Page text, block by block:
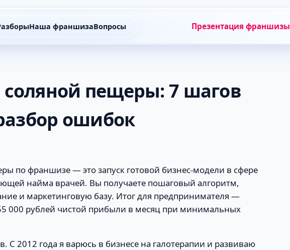
Наша франшизаВопросы Презентация франшизы
пещеры: 7 шагов
ошибок
по франшизе — это запуск готовой бизнес-модели в сфере
найма врачей. Вы получаете пошаговый алгоритм,
и маркетинговую базу. Итог для предпринимателя —
000 рублей чистой прибыли в месяц при минимальных
С 2012 года я варюсь в бизнесе на галотерапии и развиваю